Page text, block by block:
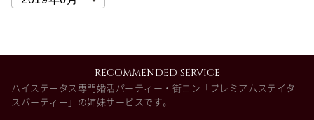
RECOMMENDED SERVICE
ハイステータス専門婚活パーティー・街コン「プレミアムステイタ
スパーティー」の姉妹サービスです。